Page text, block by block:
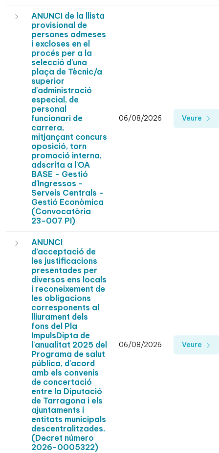
ANUNCI de la llista
provisional de
persones admeses
i excloses en el
procés per a la
selecció d'una
plaça de Tècnic/a
superior
d'administració
especial, de
personal
funcionari de
carrera,
mitjançant concurs
oposició, torn
promoció interna,
adscrita a l'OA
BASE - Gestió
d'Ingressos -
Serveis Centrals -
Gestió Econòmica
(Convocatòria
23-007 PI)
06/08/2026 Veure
ANUNCI
d’acceptació de
les justificacions
presentades per
diversos ens locals
i reconeixement de
les obligacions
corresponents al
lliurament dels
fons del Pla
ImpulsDipta de
l'anualitat 2025 del
Programa de salut
pública, d'acord
amb els convenis
de concertació
entre la Diputació
de Tarragona i els
ajuntaments i
entitats municipals
descentralitzades.
(Decret número
2026-0005322)
06/08/2026 Veure